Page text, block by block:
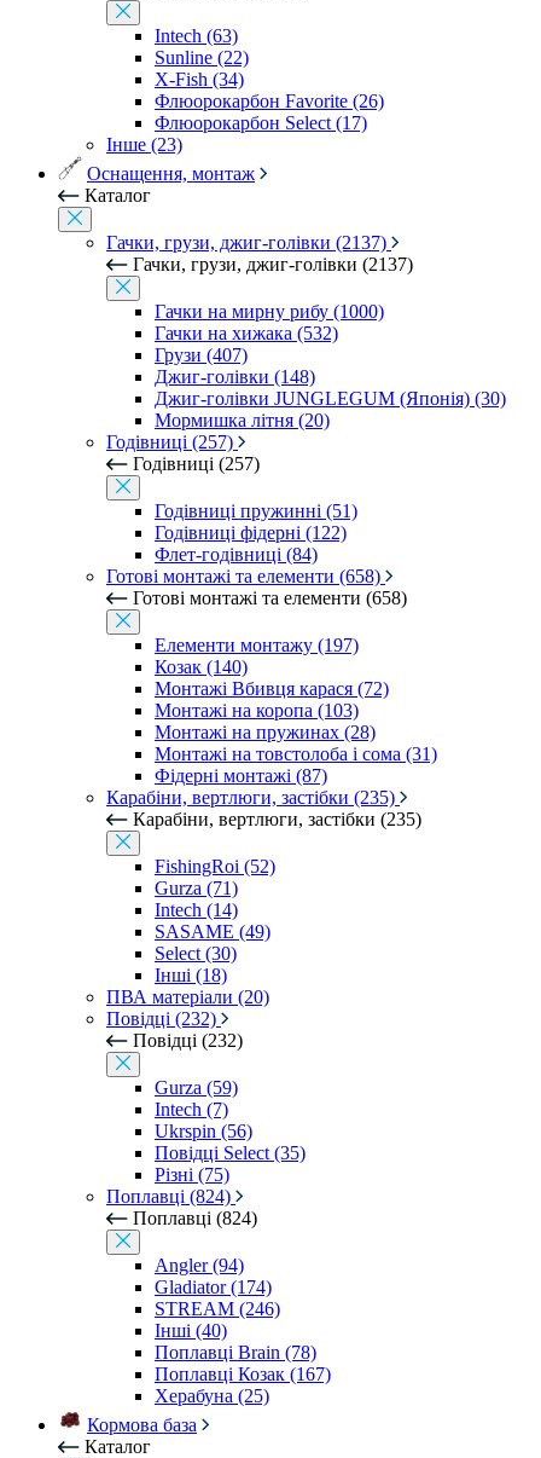
Intech (63)
Sunline (22)
X-Fish (34)
Флюорокарбон Favorite (26)
Флюорокарбон Select (17)
Інше (23)
Оснащення, монтаж
Каталог
Гачки, грузи, джиг-голівки (2137)
Гачки, грузи, джиг-голівки (2137)
Гачки на мирну рибу (1000)
Гачки на хижака (532)
Грузи (407)
Джиг-голівки (148)
Джиг-голівки JUNGLEGUM (Японія) (30)
Мормишка літня (20)
Годівниці (257)
Годівниці (257)
Годівниці пружинні (51)
Годівниці фідерні (122)
Флет-годівниці (84)
Готові монтажі та елементи (658)
Готові монтажі та елементи (658)
Елементи монтажу (197)
Козак (140)
Монтажі Вбивця карася (72)
Монтажі на коропа (103)
Монтажі на пружинах (28)
Монтажі на товстолоба і сома (31)
Фідерні монтажі (87)
Карабіни, вертлюги, застібки (235)
Карабіни, вертлюги, застібки (235)
FishingRoi (52)
Gurza (71)
Intech (14)
SASAME (49)
Select (30)
Інші (18)
ПВА матеріали (20)
Повідці (232)
Повідці (232)
Gurza (59)
Intech (7)
Ukrspin (56)
Повідці Select (35)
Різні (75)
Поплавці (824)
Поплавці (824)
Angler (94)
Gladiator (174)
STREAM (246)
Інші (40)
Поплавці Brain (78)
Поплавці Козак (167)
Херабуна (25)
Кормова база
Каталог